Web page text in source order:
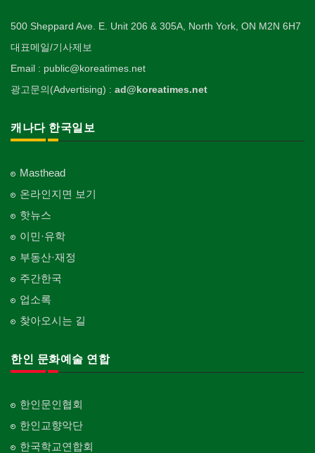
500 Sheppard Ave. E. Unit 206 & 305A, North York, ON M2N 6H7
대표메일/기사제보
Email : public@koreatimes.net
광고문의(Advertising) : ad@koreatimes.net
캐나다 한국일보
Masthead
온라인지면 보기
핫뉴스
이민·유학
부동산·재정
주간한국
업소록
찾아오시는 길
한인 문화예술 연합
한인문인협회
한인교향악단
한국학교연합회